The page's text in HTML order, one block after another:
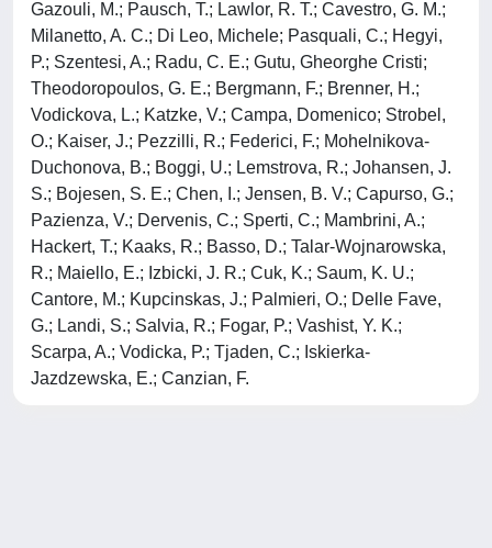
Gazouli, M.; Pausch, T.; Lawlor, R. T.; Cavestro, G. M.;
Milanetto, A. C.; Di Leo, Michele; Pasquali, C.; Hegyi,
P.; Szentesi, A.; Radu, C. E.; Gutu, Gheorghe Cristi;
Theodoropoulos, G. E.; Bergmann, F.; Brenner, H.;
Vodickova, L.; Katzke, V.; Campa, Domenico; Strobel,
O.; Kaiser, J.; Pezzilli, R.; Federici, F.; Mohelnikova-
Duchonova, B.; Boggi, U.; Lemstrova, R.; Johansen, J.
S.; Bojesen, S. E.; Chen, I.; Jensen, B. V.; Capurso, G.;
Pazienza, V.; Dervenis, C.; Sperti, C.; Mambrini, A.;
Hackert, T.; Kaaks, R.; Basso, D.; Talar-Wojnarowska,
R.; Maiello, E.; Izbicki, J. R.; Cuk, K.; Saum, K. U.;
Cantore, M.; Kupcinskas, J.; Palmieri, O.; Delle Fave,
G.; Landi, S.; Salvia, R.; Fogar, P.; Vashist, Y. K.;
Scarpa, A.; Vodicka, P.; Tjaden, C.; Iskierka-
Jazdzewska, E.; Canzian, F.